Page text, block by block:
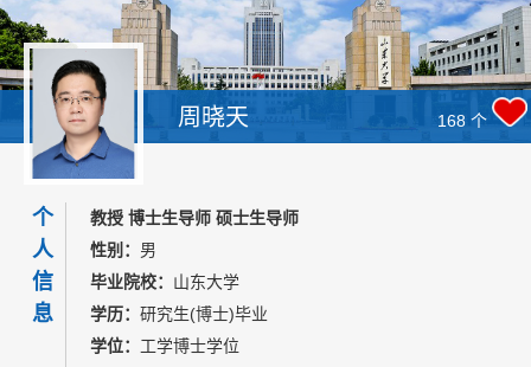
教学研究
获奖信息
学生信息
招生信息
数据链接
我的相册
周晓天 168 个
个
人
信
息
教授 博士生导师 硕士生导师
性别： 男
毕业院校： 山东大学
学历： 研究生(博士)毕业
学位： 工学博士学位